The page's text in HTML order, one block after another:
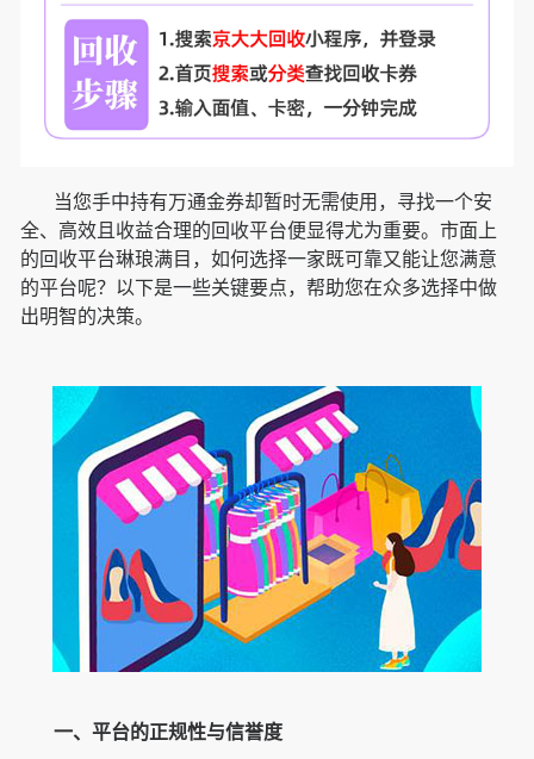
当您手中持有万通金券却暂时无需使用，寻找一个安
全、高效且收益合理的回收平台便显得尤为重要。市面上
的回收平台琳琅满目，如何选择一家既可靠又能让您满意
的平台呢？以下是一些关键要点，帮助您在众多选择中做
出明智的决策。
一、平台的正规性与信誉度